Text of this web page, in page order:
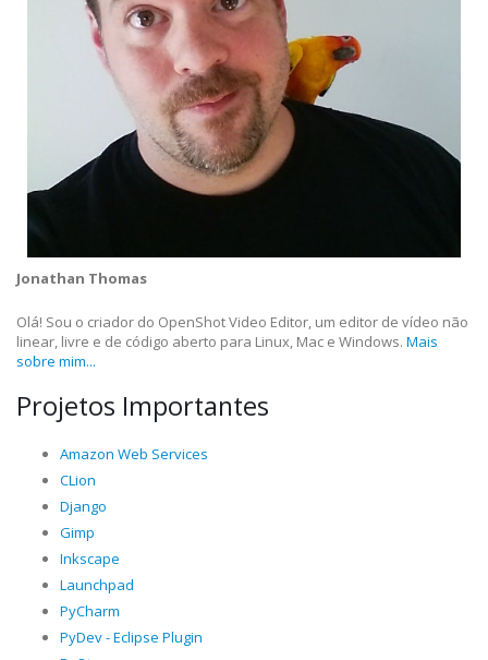
Jonathan Thomas
Olá! Sou o criador do OpenShot Video Editor, um editor de vídeo não
linear, livre e de código aberto para Linux, Mac e Windows. Mais
sobre mim...
Projetos Importantes
Amazon Web Services
CLion
Django
Gimp
Inkscape
Launchpad
PyCharm
PyDev - Eclipse Plugin